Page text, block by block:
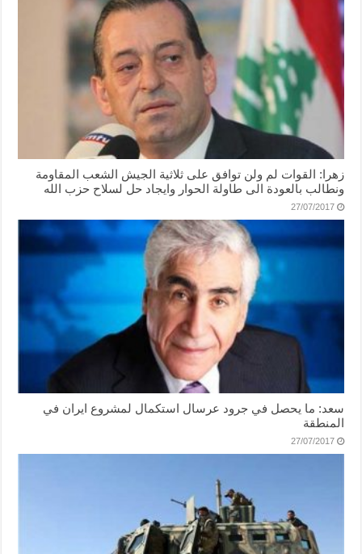
زهرا: القوات لم ولن توافق على ثلاثية الجيش الشعب المقاومة
ونطالب بالعودة الى طاولة الحوار وايجاد حل لسلاح حزب الله
27/07/2017
سعد: ما يحصل في جرود عرسال استكمال لمشروع ايران في
المنطقة
27/07/2017